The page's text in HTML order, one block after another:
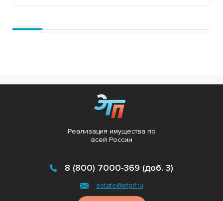
Реализация имущества по
всей России
8 (800) 7000-369 (доб. 3)
estate@etprf.ru